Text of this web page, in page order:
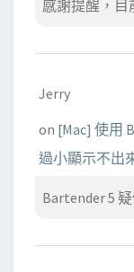
感謝提醒，目
Jerry
on [Mac] 使用
過小顯示不出
Bartender 5